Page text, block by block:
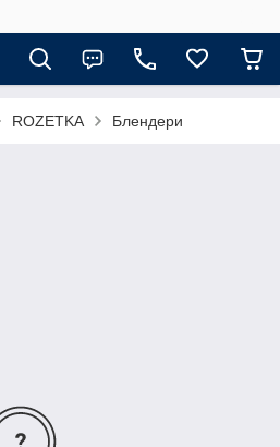
ROZETKA Блендери